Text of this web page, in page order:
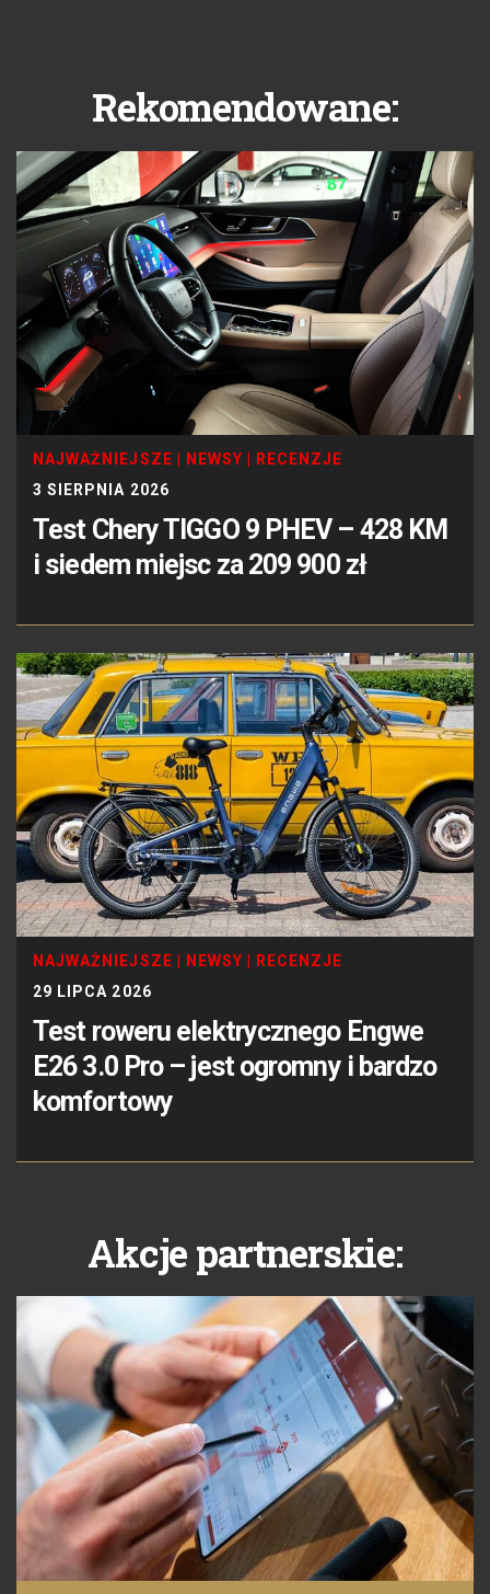
Rekomendowane:
NAJWAŻNIEJSZE NEWSY
RECENZJE
3 SIERPNIA 2026
Test Chery TIGGO 9 PHEV – 428 KM
i siedem miejsc za 209 900 zł
NAJWAŻNIEJSZE NEWSY
RECENZJE
29 LIPCA 2026
Test roweru elektrycznego Engwe
E26 3.0 Pro – jest ogromny i bardzo
komfortowy
Akcje partnerskie: